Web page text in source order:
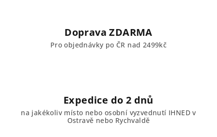
Doprava ZDARMA
Pro objednávky po ČR nad 2499kč
Expedice do 2 dnů
na jakékoliv místo nebo osobní vyzvednutí IHNED v
Ostravě nebo Rychvaldě